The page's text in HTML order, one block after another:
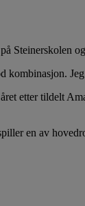
Steinerskolen
kombinasjon.
etter tildelt
en av